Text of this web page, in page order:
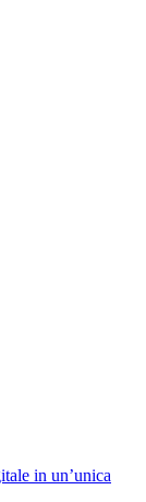
in un’unica